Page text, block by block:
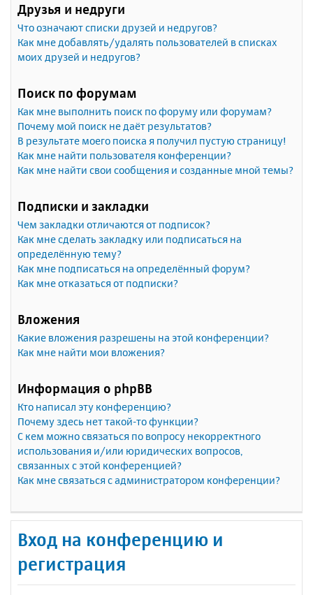
Друзья и недруги
Что означают списки друзей и недругов?
Как мне добавлять/удалять пользователей в списках
моих друзей и недругов?
Поиск по форумам
Как мне выполнить поиск по форуму или форумам?
Почему мой поиск не даёт результатов?
В результате моего поиска я получил пустую страницу!
Как мне найти пользователя конференции?
Как мне найти свои сообщения и созданные мной темы?
Подписки и закладки
Чем закладки отличаются от подписок?
Как мне сделать закладку или подписаться на
определённую тему?
Как мне подписаться на определённый форум?
Как мне отказаться от подписки?
Вложения
Какие вложения разрешены на этой конференции?
Как мне найти мои вложения?
Информация о phpBB
Кто написал эту конференцию?
Почему здесь нет такой-то функции?
С кем можно связаться по вопросу некорректного
использования и/или юридических вопросов,
связанных с этой конференцией?
Как мне связаться с администратором конференции?
Вход на конференцию и
регистрация